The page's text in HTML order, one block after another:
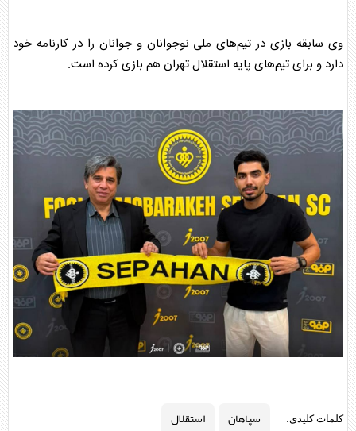
وی سابقه بازی در تیم‌های ملی نوجوانان و جوانان را در کارنامه خود
دارد و برای تیم‌های پایه استقلالتهران هم بازی کرده است.
کلمات کلیدی: سپاهان استقلال